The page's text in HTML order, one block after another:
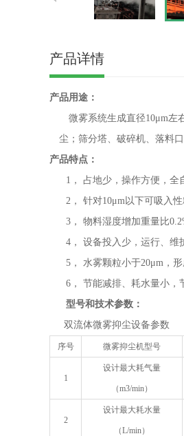
产品详情
产品用途：
微雾系统生成直径10μm左
尘；筛分塔、破碎机、落料
产品特点：
1， 占地少，操作方便，全
2， 针对10μm以下可吸入
3， 物料湿度增加重量比
4， 设备投入少，运行、维
5， 水雾颗粒小于20μm ，
6， 节能减排、耗水量小，
型号和技术参数：
双流体微雾抑尘设备参数
序号 微雾抑尘机型号
1
设计最大耗气量
（m3/min）
2
设计最大耗水量
（L/min）